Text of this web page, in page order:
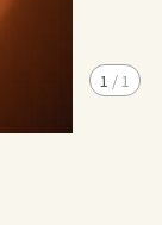
1 / 1